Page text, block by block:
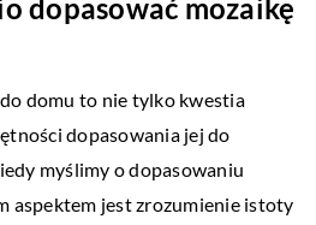
dopasować mozaikę
domu to nie tylko kwestia
dopasowania jej do
myślimy o dopasowaniu
aspektem jest zrozumienie istoty